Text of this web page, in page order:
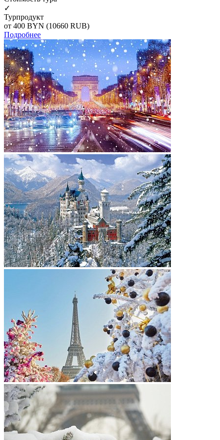
✓
Турпродукт
от 400 BYN (10660 RUB)
Подробнее